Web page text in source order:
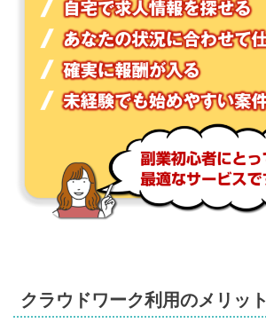
クラウドワーク利用のメリット